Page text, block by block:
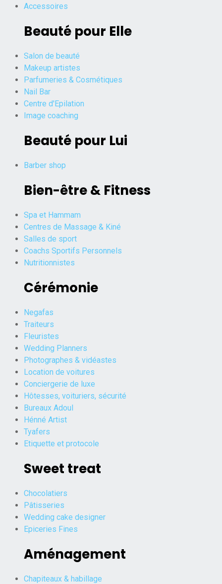
Accessoires
Beauté pour Elle
Salon de beauté
Makeup artistes
Parfumeries & Cosmétiques
Nail Bar
Centre d'Epilation
Image coaching
Beauté pour Lui
Barber shop
Bien-être & Fitness
Spa et Hammam
Centres de Massage & Kiné
Salles de sport
Coachs Sportifs Personnels
Nutritionnistes
Cérémonie
Negafas
Traiteurs
Fleuristes
Wedding Planners
Photographes & vidéastes
Location de voitures
Conciergerie de luxe
Hôtesses, voituriers, sécurité
Bureaux Adoul
Hénné Artist
Tyafers
Etiquette et protocole
Sweet treat
Chocolatiers
Pâtisseries
Wedding cake designer
Epiceries Fines
Aménagement
Chapiteaux & habillage